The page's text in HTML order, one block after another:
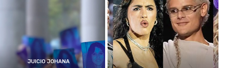
JUICIO JOHANA